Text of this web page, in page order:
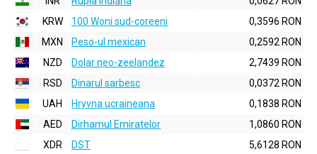
KRW
100 Woni sud-coreeni
0,3596 RON
MXN
Peso-ul mexican
0,2592 RON
NZD
Dolar neo-zeelandez
2,7439 RON
RSD
Dinarul sarbesc
0,0372 RON
UAH
Hryvna ucraineana
0,1838 RON
AED
Dirhamul Emiratelor
1,0860 RON
XDR
DST 5,6128 RON